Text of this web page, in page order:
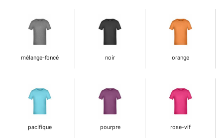
mélange-foncé noir orange
pacifique pourpre rose-vif